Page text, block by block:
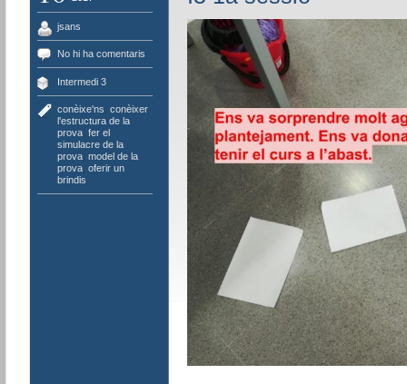
jsans
No hi ha comentaris
Intermedi 3
conèixe'ns conèixer
l'estructura de la
prova, fer el
simulacre de la
prova, model de la
prova, oferir un
brindis